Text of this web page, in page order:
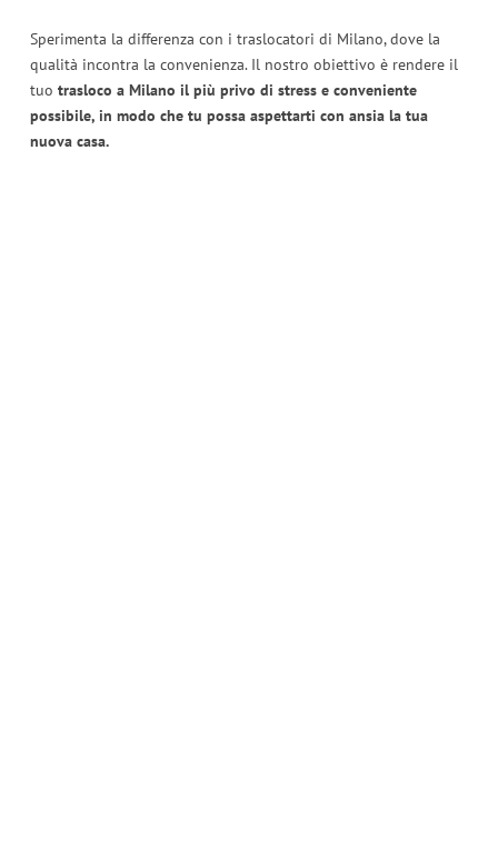
Sperimenta la differenza con i traslocatori di Milano, dove la
qualità incontra la convenienza. Il nostro obiettivo è rendere il
tuo trasloco a Milano il più privo di stress e conveniente
possibile, in modo che tu possa aspettarti con ansia la tua
nuova casa.